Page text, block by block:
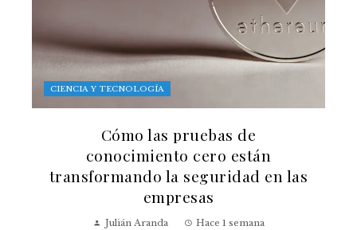
CIENCIA Y TECNOLOGÍA
Cómo las pruebas de
conocimiento cero están
transformando la seguridad en las
empresas
Julián Aranda Hace 1 semana